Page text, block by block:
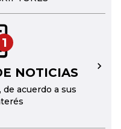
1
NOTICIAS
acuerdo a sus
→